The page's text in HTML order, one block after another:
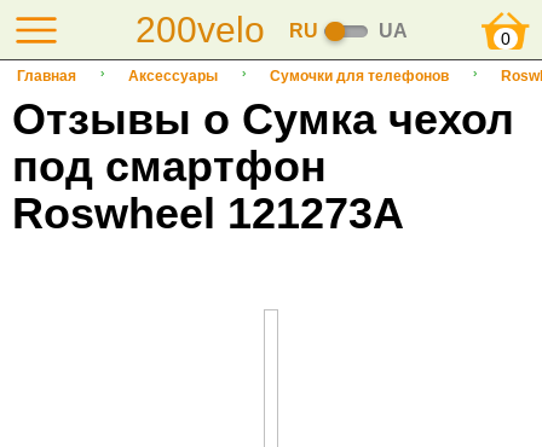
200velo RU UA 0
Главная Аксессуары Сумочки для телефонов
Отзывы о Сумка чехол
под смартфон
Roswheel 121273А